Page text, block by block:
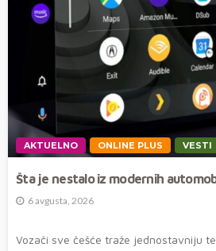
AKTUELNO ONLINE PLUS VESTI
Šta je nestalo iz modernih
6 avgusta, 2026
Vozači sve češće traže jednostavniju